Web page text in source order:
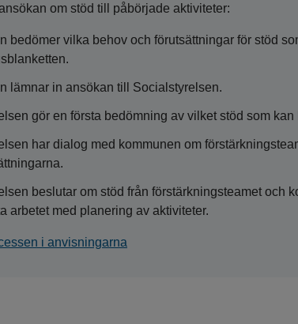
om stöd till påbörjade aktiviteter:
bedömer vilka behov och förutsättningar för stöd
lämnar in ansökan till Socialstyrelsen.
gör en första bedömning av vilket stöd som kan
har dialog med kommunen om
beslutar om stöd från förstärkningsteamet och
arbetet med planering av aktiviteter.
i anvisningarna